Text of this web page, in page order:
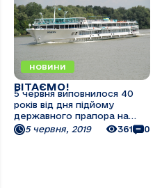
НОВИНИ
ВІТАЄМО!
5 червня виповнилося 40
років від дня підйому
державного прапора на
теплоході «Україна». У
порту Відень на борт судна
5 червня, 2019 361 0